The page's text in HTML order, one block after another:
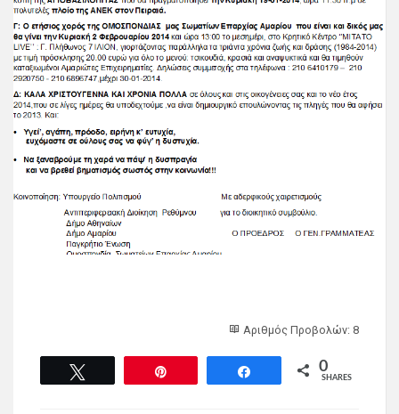
Αριθμός Προβολών: 8
0
SHARES